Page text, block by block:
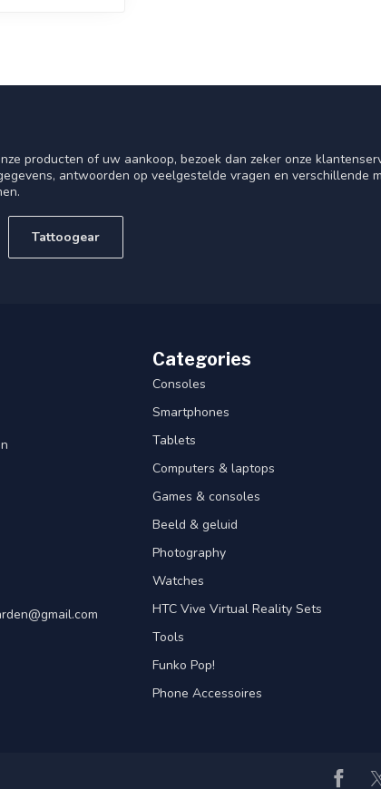
producten of uw aankoop, bezoek dan zeker onze
antwoorden op veelgestelde vragen en verschillende
Tattoogear
Categories
Consoles
Smartphones
Tablets
Computers & laptops
Games & consoles
Beeld & geluid
Photography
Watches
HTC Vive Virtual Reality Sets
Tools
Funko Pop!
Phone Accessoires